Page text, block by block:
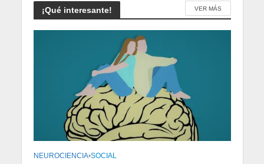
¡Qué interesante! VER MÁS
NEUROCIENCIA•SOCIAL